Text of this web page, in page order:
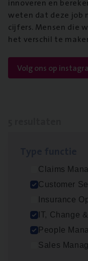
weten dat deze job
cijfers. Mensen die
het verschil te
Volg ons op
Claims
Customer
Insurance
IT, Change
People
Sales
Test Ana­lyst
IT, Change &
Antwerpen
Busi­ness